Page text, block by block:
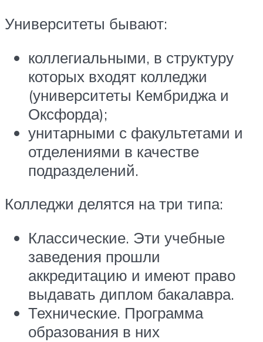
Университеты бывают:
коллегиальными, в структуру
которых входят колледжи
(университеты Кембриджа и
Оксфорда);
унитарными с факультетами и
отделениями в качестве
подразделений.
Колледжи делятся на три типа:
Классические. Эти учебные
заведения прошли
аккредитацию и имеют право
выдавать диплом бакалавра.
Технические. Программа
образования в них